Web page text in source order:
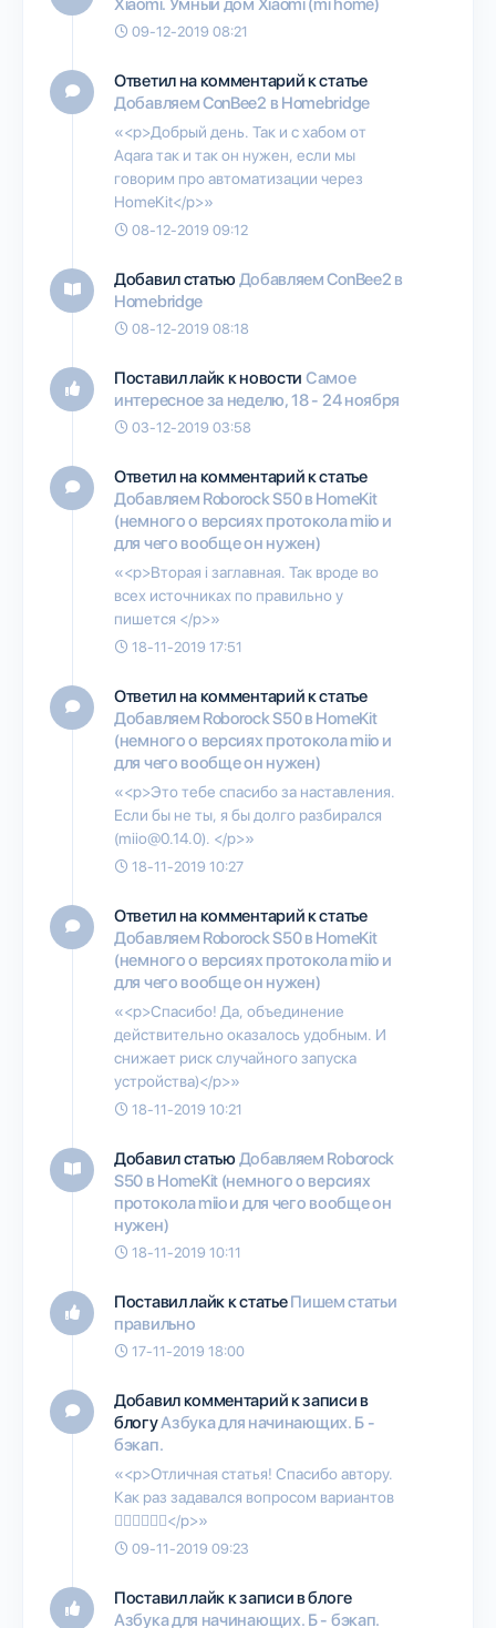
09-12-2019 08:21
Ответил на комментарий к статье
Добавляем ConBee2 в Homebridge
«<p>Добрый день. Так и с хабом от
Aqara так и так он нужен, если мы
говорим про автоматизации через
HomeKit</p>»
08-12-2019 09:12
Добавил статьюДобавляем ConBee2 в
Homebridge
08-12-2019 08:18
Поставил лайк к новости Самое
интересное за неделю, 18 - 24 ноября
03-12-2019 03:58
Ответил на комментарий к статье
Добавляем Roborock S50 в HomeKit
(немного о версиях протокола miio и
для чего вообще он нужен)
«<p>Вторая i заглавная. Так вроде во
всех источниках по правильно у
пишется </p>»
18-11-2019 17:51
Ответил на комментарий к статье
Добавляем Roborock S50 в HomeKit
(немного о версиях протокола miio и
для чего вообще он нужен)
«<p>Это тебе спасибо за наставления.
Если бы не ты, я бы долго разбирался
(miio@0.14.0). </p>»
18-11-2019 10:27
Ответил на комментарий к статье
Добавляем Roborock S50 в HomeKit
(немного о версиях протокола miio и
для чего вообще он нужен)
«<p>Спасибо! Да, объединение
действительно оказалось удобным. И
снижает риск случайного запуска
устройства)</p>»
18-11-2019 10:21
Добавил статьюДобавляем Roborock
S50 в HomeKit (немного о версиях
протокола miio и для чего вообще он
нужен)
18-11-2019 10:11
Поставил лайк к статьеПишем статьи
правильно
17-11-2019 18:00
Добавил комментарий к записи в
блогуАзбука для начинающих. Б -
бэкап.
«<p>Отличная статья! Спасибо автору.
Как раз задавался вопросом вариантов
👍🏻👍🏻👍🏻</p>»
09-11-2019 09:23
Поставил лайк к записи в блоге
Азбука для начинающих. Б - бэкап.